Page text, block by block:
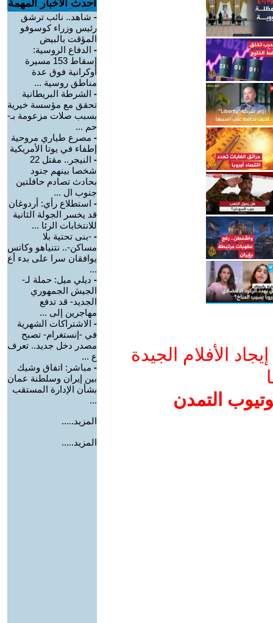
الأفلام الجيدة
التمدن
احدث الأخبار المهمة
- شاهد.. نائب ترشق
رئيس وزراء كوسوفو
المؤقت بالبيض
- الدفاع الروسية:
إسقاط 153 مسيرة
أوكرانية فوق عدة
مناطق روسية ...
- الشرطة البريطانية
تحقق مع مؤسسة خيرية
بسبب صلات مزعومة بـ-
حم ...
- مصرع طياري مروحية
إطفاء في يوتا الأمريكية
-
النيجر.. مقتل 22
شخصا بينهم جنود
بحادث تصادم حافلتين
جنوب ال ...
- استطلاع رأي: أردوغان
قد يخسر الجولة الثانية
للانتخابات الرئا ...
- -بنى تحتية بلا
مساكن-.. نتنياهو وكاتس
يوافقان سرا على بدء أع
...
- ديلي ميل: حملة لـ-
الجيش الجمهوري
الجديد- قد تدفع
مهاجرين إلى ...
- الاشتراكات الشهرية
في -إنستغرام- تصبح
مصدر دخل جديد.. تعرف
ع ...
- مباشر: اتفاق وشيك
بين إيران وسلطنة عمان
بشأن الإدارة المستقب
...
المزيد.....
المزيد.....